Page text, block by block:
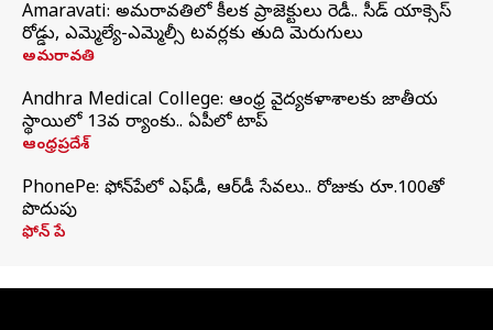
Amaravati: అమరావతిలో కీలక ప్రాజెక్టులు రెడీ.. సీడ్‌ యాక్సెస్‌
రోడ్డు, ఎమ్మెల్యే-ఎమ్మెల్సీ టవర్లకు తుది మెరుగులు
అమరావతి
Andhra Medical College: ఆంధ్ర వైద్యకళాశాలకు జాతీయ
స్థాయిలో 13వ ర్యాంకు.. ఏపీలో టాప్
ఆంధ్రప్రదేశ్
PhonePe: ఫోన్‌పేలో ఎఫ్‌డీ, ఆర్‌డీ సేవలు.. రోజుకు రూ.100తో
పొదుపు
ఫోన్‌ పే